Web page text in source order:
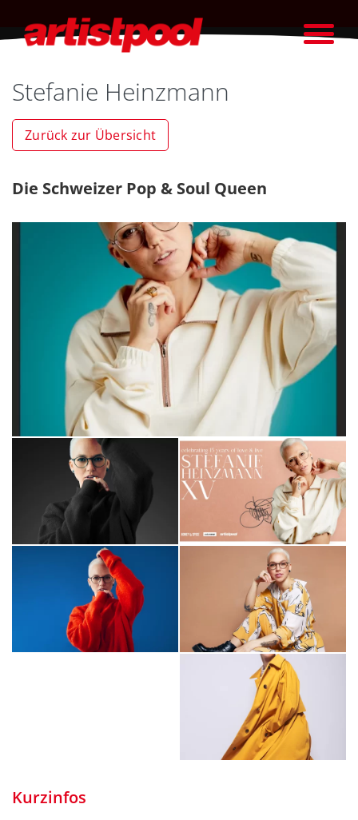
Stefanie Heinzmann
Zurück zur Übersicht
Die Schweizer Pop & Soul Queen
Kurzinfos